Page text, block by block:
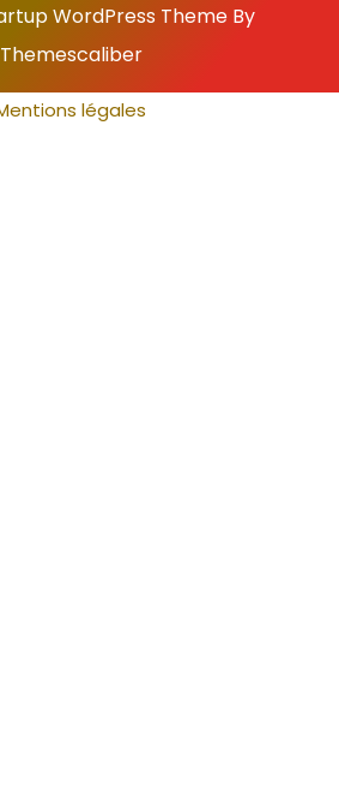
WordPress ThemeBy
Themescaliber
légales